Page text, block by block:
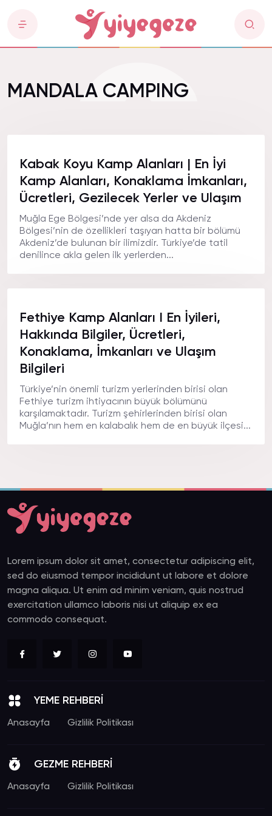
MANDALA CAMPING
Kabak Koyu Kamp Alanları | En İyi
Kamp Alanları, Konaklama İmkanları,
Ücretleri, Gezilecek Yerler ve Ulaşım
Muğla Ege Bölgesi’nde yer alsa da Akdeniz
Bölgesi’nin de özellikleri taşıyan hatta bir bölümü
Akdeniz’de bulunan bir ilimizdir. Türkiye’de tatil
denilince akla gelen ilk yerlerden...
Fethiye Kamp Alanları I En İyileri,
Hakkında Bilgiler, Ücretleri,
Konaklama, İmkanları ve Ulaşım
Bilgileri
Türkiye’nin önemli turizm yerlerinden birisi olan
Fethiye turizm ihtiyacının büyük bölümünü
karşılamaktadır. Turizm şehirlerinden birisi olan
Muğla’nın hem en kalabalık hem de en büyük ilçesi...
Lorem ipsum dolor sit amet, consectetur adipiscing elit,
sed do eiusmod tempor incididunt ut labore et dolore
magna aliqua. Ut enim ad minim veniam, quis nostrud
exercitation ullamco laboris nisi ut aliquip ex ea
commodo consequat.
YEME REHBERİ
Anasayfa Gizlilik Politikası
GEZME REHBERİ
Anasayfa Gizlilik Politikası